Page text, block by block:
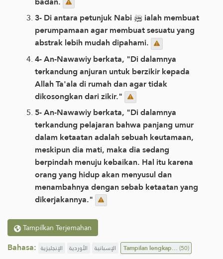
3- Di antara petunjuk Nabi ﷺ ialah membuat
perumpamaan agar membuat sesuatu yang
abstrak lebih mudah dipahami.
4- An-Nawawiy berkata, "Di dalamnya
terkandung anjuran untuk berzikir kepada
Allah Ta'ala di rumah dan agar tidak
dikosongkan dari zikir."
5- An-Nawawiy berkata, "Di dalamnya
terkandung pelajaran bahwa panjang umur
dalam ketaatan adalah sebuah keutamaan,
meskipun dia mati, maka dia sedang
berpindah menuju kebaikan. Hal itu karena
orang yang hidup akan menyusul dan
menambahnya dengan sebab ketaatan yang
dikerjakannya."
Tampilkan Terjemahan
Bahasa: الإنجليزية الأوردية الإسبانية Tampilan lengkap...(50)